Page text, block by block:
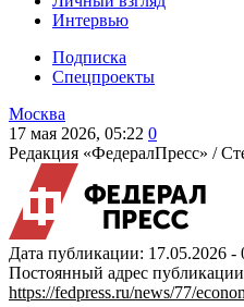
Интервью
Подписка
Спецпроекты
Москва
17 мая 2026, 05:22 0
Редакция «ФедералПресс» /
Дата публикации: 17.05.2026 -
Постоянный адрес
https://fedpress.ru/news/77/